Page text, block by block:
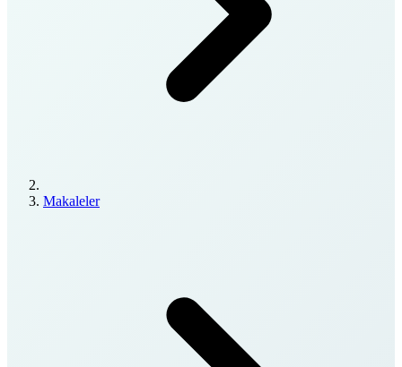
Makaleler